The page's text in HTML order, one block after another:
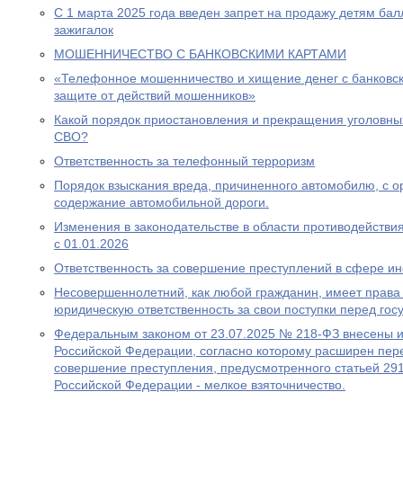
С 1 марта 2025 года введен запрет на продажу детям
зажигалок
МОШЕННИЧЕСТВО С БАНКОВСКИМИ КАРТАМИ
«Телефонное мошенничество и хищение денег с
защите от действий мошенников»
Какой порядок приостановления и прекращения
СВО?
Ответственность за телефонный терроризм
Порядок взыскания вреда, причиненного автомобилю, с
содержание автомобильной дороги.
Изменения в законодательстве в области
с 01.01.2026
Ответственность за совершение преступлений в сфере
Несовершеннолетний, как любой гражданин, имеет права
юридическую ответственность за свои поступки перед
Федеральным законом от 23.07.2025 № 218-ФЗ внесены
Российской Федерации, согласно которому расширен
совершение преступления, предусмотренного статьей
Российской Федерации - мелкое взяточничество.